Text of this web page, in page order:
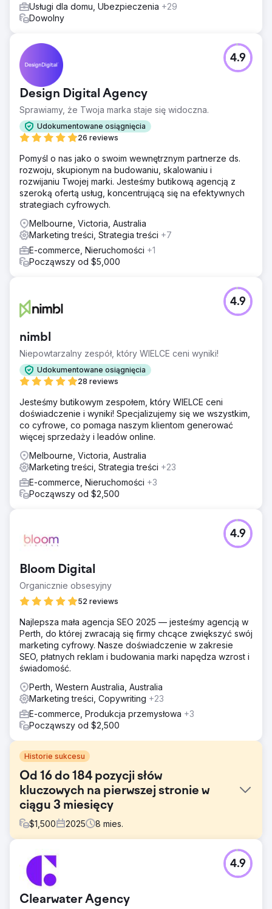
Usługi dla domu, Ubezpieczenia +29
Dowolny
Design Digital Agency
Sprawiamy, że Twoja marka staje się widoczna.
Udokumentowane osiągnięcia
26 reviews
4.9
Pomyśl o nas jako o swoim wewnętrznym partnerze ds.
rozwoju, skupionym na budowaniu, skalowaniu i
rozwijaniu Twojej marki. Jesteśmy butikową agencją z
szeroką ofertą usług, koncentrującą się na efektywnych
strategiach cyfrowych.
Melbourne, Victoria, Australia
Marketing treści, Strategia treści +7
E-commerce, Nieruchomości +1
Począwszy od $5,000
nimbl
Niepowtarzalny zespół, który WIELCE ceni wyniki!
Udokumentowane osiągnięcia
28 reviews
4.9
Jesteśmy butikowym zespołem, który WIELCE ceni
doświadczenie i wyniki! Specjalizujemy się we wszystkim,
co cyfrowe, co pomaga naszym klientom generować
więcej sprzedaży i leadów online.
Melbourne, Victoria, Australia
Marketing treści, Strategia treści +23
E-commerce, Nieruchomości +3
Począwszy od $2,500
Bloom Digital
Organicznie obsesyjny
52 reviews
4.9
Najlepsza mała agencja SEO 2025 — jesteśmy agencją w
Perth, do której zwracają się firmy chcące zwiększyć swój
marketing cyfrowy. Nasze doświadczenie w zakresie
SEO, płatnych reklam i budowania marki napędza wzrost i
świadomość.
Perth, Western Australia, Australia
Marketing treści, Copywriting +23
E-commerce, Produkcja przemysłowa +3
Począwszy od $2,500
Historie sukcesu
Od 16 do 184 pozycji słów
kluczowych na pierwszej stronie w
ciągu 3 miesięcy
$1,500 2025 8 mies.
Problem
Zupełnie nowa domena, która istniała od 3 miesięcy i
miała mnóstwo recenzji. Właśnie ją nasz klient
wykorzystał, aby przekształcić ją w potężną platformę
SEO.
Clearwater Agency
4.9